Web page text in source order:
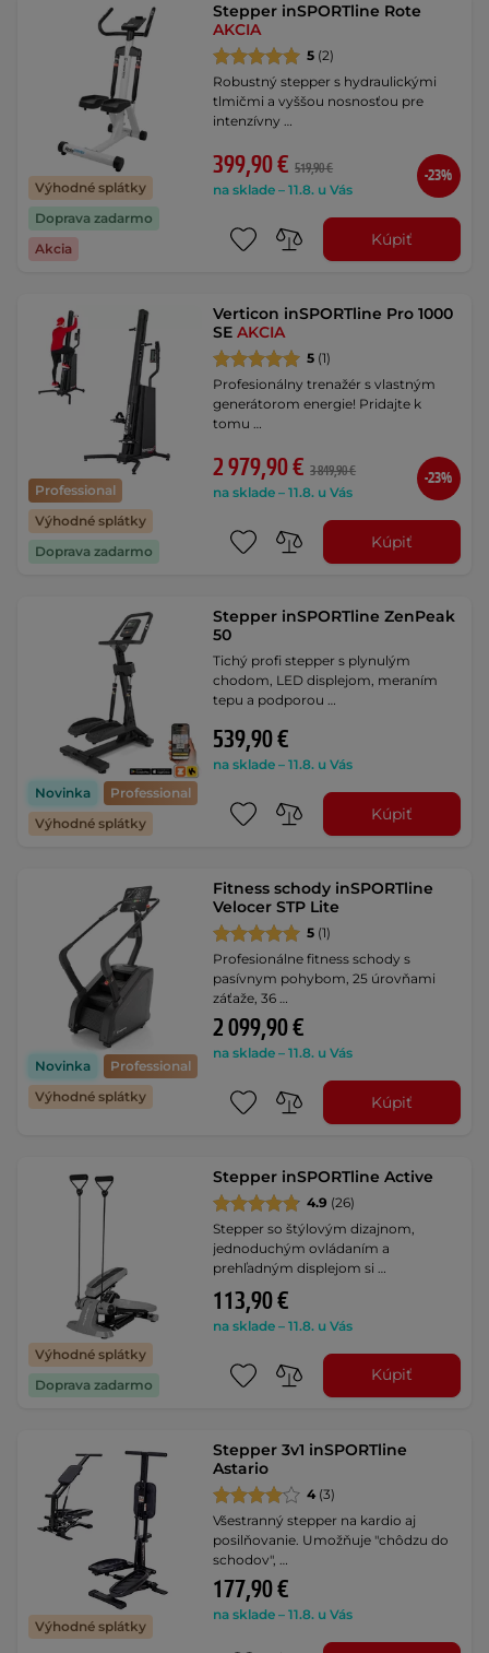
Výhodné splátky
Doprava zadarmo
Akcia
Stepper inSPORTline Rote
AKCIA
5 (2)
Robustný stepper s hydraulickými
tlmičmi a vyššou nosnosťou pre
intenzívny …
399,90 € 519,90 €
na sklade – 11.8. u Vás
-23%
Kúpiť
Professional
Výhodné splátky
Doprava zadarmo
Verticon inSPORTline Pro 1000
SEAKCIA
5 (1)
Profesionálny trenažér s vlastným
generátorom energie! Pridajte k
tomu …
2 979,90 € 3 849,90 €
na sklade – 11.8. u Vás
-23%
Kúpiť
Novinka
Professional
Výhodné splátky
Stepper inSPORTline ZenPeak
50
Tichý profi stepper s plynulým
chodom, LED displejom, meraním
tepu a podporou …
539,90 €
na sklade – 11.8. u Vás
Kúpiť
Novinka
Professional
Výhodné splátky
Fitness schody inSPORTline
Velocer STP Lite
5 (1)
Profesionálne fitness schody s
pasívnym pohybom, 25 úrovňami
záťaže, 36 …
2 099,90 €
na sklade – 11.8. u Vás
Kúpiť
Výhodné splátky
Doprava zadarmo
Stepper inSPORTline Active
4.9 (26)
Stepper so štýlovým dizajnom,
jednoduchým ovládaním a
prehľadným displejom si …
113,90 €
na sklade – 11.8. u Vás
Kúpiť
Výhodné splátky
Stepper 3v1 inSPORTline
Astario
4 (3)
Všestranný stepper na kardio aj
posilňovanie. Umožňuje "chôdzu do
schodov", …
177,90 €
na sklade – 11.8. u Vás